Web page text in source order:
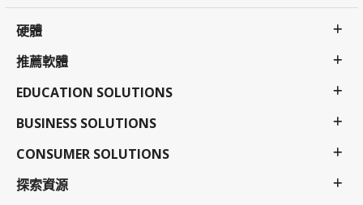
硬體
推薦軟體
EDUCATION SOLUTIONS
BUSINESS SOLUTIONS
CONSUMER SOLUTIONS
探索資源